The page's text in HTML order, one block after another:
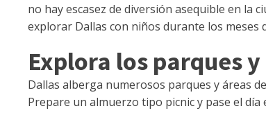
no hay escasez de diversión asequible en la
explorar Dallas con niños durante los meses
Explora los parques
Dallas alberga numerosos parques y áreas
Prepare un almuerzo tipo picnic y pase el